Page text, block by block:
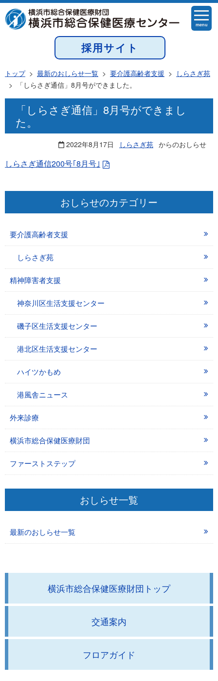
menu
採用サイト
トップ> 最新のおしらせ一覧 > 要介護高齢者支援 > しらさぎ苑
>
「しらさぎ通信」8月号ができました。
「しらさぎ通信」8月号ができまし
た。
2022年8月17日 しらさぎ苑 からのおしらせ
しらさぎ通信200号｢8月号｣
おしらせのカテゴリー
要介護高齢者支援
しらさぎ苑
精神障害者支援
神奈川区生活支援センター
磯子区生活支援センター
港北区生活支援センター
ハイツかもめ
港風舎ニュース
外来診療
横浜市総合保健医療財団
ファーストステップ
おしらせ一覧
最新のおしらせ一覧
横浜市総合保健医療財団トップ
交通案内
フロアガイド